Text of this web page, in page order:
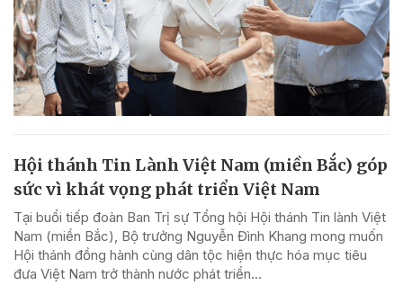
Hội thánh Tin Lành Việt Nam (miền Bắc) góp
sức vì khát vọng phát triển Việt Nam
Tại buổi tiếp đoàn Ban Trị sự Tổng hội Hội thánh Tin lành Việt
Nam (miền Bắc), Bộ trưởng Nguyễn Đình Khang mong muốn
Hội thánh đồng hành cùng dân tộc hiện thực hóa mục tiêu
đưa Việt Nam trở thành nước phát triển...